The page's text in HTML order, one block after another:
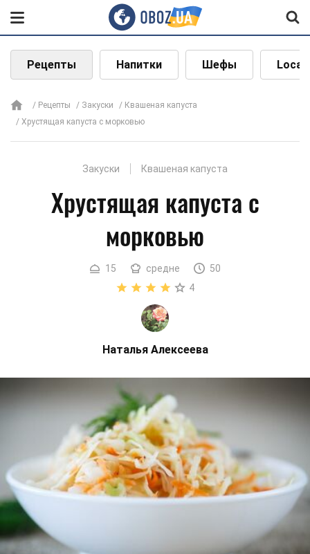
Рецепты Напитки Шефы Local
Рецепты Закуски
Квашеная капуста
Хрустящая капуста с морковью
Закуски Квашеная капуста
Хрустящая капуста с
морковью
15 средне
50
4
Наталья Алексеева